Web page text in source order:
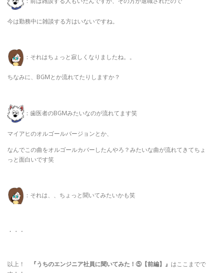
今は勤務中に雑談する方はいないですね。
：それはちょっと寂しくなりましたね。。
ちなみに、BGMとか流れてたりしますか？
：歯医者のBGMみたいなのが流れてます笑
マイアヒのオルゴールバージョンとか、
なんでこの曲をオルゴールカバーしたんやろ？みたいな曲が流れてきてちょ
っと面白いです笑
：それは、、ちょっと聞いてみたいかも笑
・・・
以上！ 『うちのエンジニア社員に聞いてみた！⑤【前編】』 はここまでで